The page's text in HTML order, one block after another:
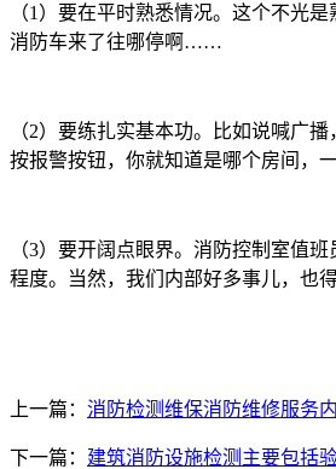
（1）要在平时熟悉情况。这个不光
消防车来了往哪停啊……
（2）要练扎实基本功。比如说喊广
按报警按钮，你就知道是哪个房间，
（3）要开阔点眼界。消防控制室值
程度。当然，我们内部好多事儿，也
上一篇： 消防检测维保消防维修服务
下一篇： 建筑消防设施检测主要包括